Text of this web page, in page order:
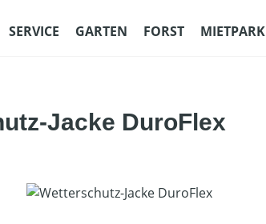
SERVICE GARTEN FORST MIETPARK
Jacke DuroFlex